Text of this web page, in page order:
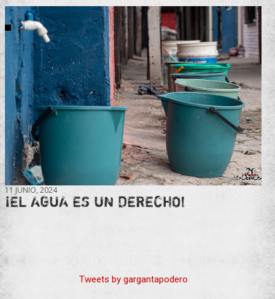
11 JUNIO, 2024
¡EL AGUA ES UN DERECHO!
Tweets by gargantapodero